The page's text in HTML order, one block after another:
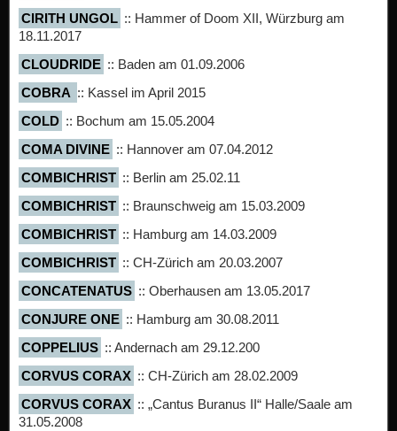
CIRITH UNGOL :: Hammer of Doom XII, Würzburg am
18.11.2017
CLOUDRIDE :: Baden am 01.09.2006
COBRA :: Kassel im April 2015
COLD :: Bochum am 15.05.2004
COMA DIVINE :: Hannover am 07.04.2012
COMBICHRIST :: Berlin am 25.02.11
COMBICHRIST :: Braunschweig am 15.03.2009
COMBICHRIST :: Hamburg am 14.03.2009
COMBICHRIST :: CH-Zürich am 20.03.2007
CONCATENATUS :: Oberhausen am 13.05.2017
CONJURE ONE :: Hamburg am 30.08.2011
COPPELIUS :: Andernach am 29.12.200
CORVUS CORAX :: CH-Zürich am 28.02.2009
CORVUS CORAX :: „Cantus Buranus II“ Halle/Saale am
31.05.2008